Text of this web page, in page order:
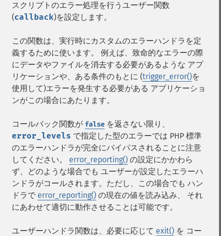
スクリプトのエラー処理を行うユーザー関数
(callback)を設定します。
この関数は、実行時にカスタムのエラーハンドラを定
義するために使います。 例えば、致命的なエラーの際
にデータやファイルを消去する必要があるような アプ
リケーションや、ある条件のもとに (trigger_error()を
使用して)エラーを発生する必要がある アプリケーショ
ンがこの場合にあたります。
コールバック関数が false を返さない限り、
error_levels で指定した型のエラーでは PHP 標準
のエラーハンドラが完全にバイパスされることに注意
してください。 error_reporting() の設定にかかわら
ず、どのような場合でも ユーザーが設定したエラーハ
ンドラがコールされます。ただし、この場合でも ハン
ドラで error_reporting() の現在の値を読み込み、 それ
にあわせて適切に動作させることは可能です。
ユーザーハンドラ関数は、必要に応じて exit() を コー